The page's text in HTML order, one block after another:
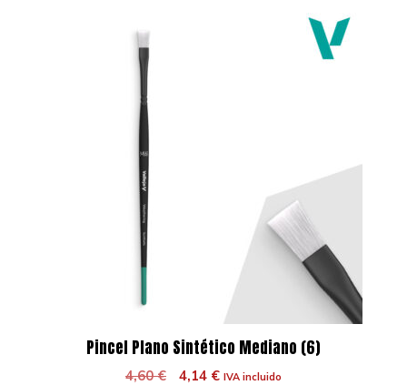
Pincel Plano Sintético Mediano (6)
4,60€
El
4,14 €ElIVA incluido